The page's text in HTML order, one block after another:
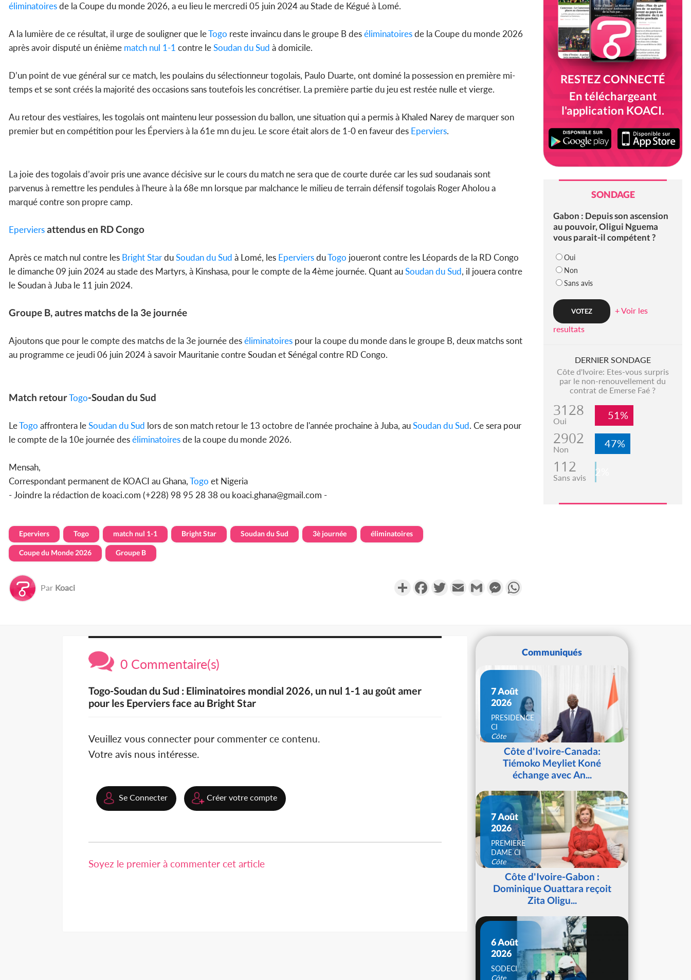
éliminatoiresde la Coupe du monde 2026, a eu lieu le mercredi 05 juin 2024 au Stade de Kégué à Lomé.
A la lumière de ce résultat, il urge de souligner que leTogo reste invaincu dans le groupe B deséliminatoiresde la Coupe du monde 2026
après avoir disputé un énième match nul 1-1 contre leSoudan du Sud à domicile.
D’un point de vue général sur ce match, les poulains du sélectionneur togolais, Paulo Duarte, ont dominé la possession en première mi-
temps et se sont créés la majorité des occasions sans toutefois les concrétiser. La première partie du jeu est restée nulle et vierge.
Au retour des vestiaires, les togolais ont maintenu leur possession du ballon, une situation qui a permis à Khaled Narey de marquer son
premier but en compétition pour les Éperviers à la 61e mn du jeu. Le score était alors de 1-0 en faveur des Eperviers.
La joie des togolais d’avoir pris une avance décisive sur le cours du match ne sera que de courte durée car les sud soudanais sont
parvenus à remettre les pendules à l'heure à la 68e mn lorsque par malchance le milieu de terrain défensif togolais Roger Aholou a
marqué contre son propre camp.
Eperviersattendus en RD Congo
Après ce match nul contre les Bright StarduSoudan du Sud à Lomé, les EperviersduTogo joueront contre les Léopards de la RD Congo
le dimanche 09 juin 2024 au stade des Martyrs, à Kinshasa, pour le compte de la 4ème journée. Quant auSoudan du Sud, il jouera contre
le Soudan à Juba le 11 juin 2024.
Groupe B, autres matchs de la 3e journée
Ajoutons que pour le compte des matchs de la 3e journée deséliminatoires pour la coupe du monde dans le groupe B, deux matchs sont
au programme ce jeudi 06 juin 2024 à savoir Mauritanie contre Soudan et Sénégal contre RD Congo.
Match retourTogo-Soudan du Sud
LeTogo affrontera leSoudan du Sud lors de son match retour le 13 octobre de l'année prochaine à Juba, auSoudan du Sud. Ce sera pour
le compte de la 10e journée deséliminatoiresde la coupe du monde 2026.
Mensah,
Correspondant permanent de KOACI au Ghana,Togo et Nigeria
- Joindre la rédaction de koaci.com (+228) 98 95 28 38 ou koaci.ghana@gmail.com -
Eperviers Togo match nul 1-1 Bright Star Soudan du Sud 3è journée éliminatoires
Coupe du Monde 2026 Groupe B
Par Koaci PartagerFacebookTwitterEmail Gmail Messenger
RESTEZ CONNECTÉ
En téléchargeant
l'application KOACI.
SONDAGE
Gabon : Depuis son ascension
au pouvoir, Oligui Nguema
vous parait-il compétent ?
Oui
Non
Sans avis
+ Voir les
resultats
DERNIER SONDAGE
Côte d'Ivoire: Etes-vous surpris
par le non-renouvellement du
contrat de Emerse Faé ?
3128
Oui 51%
2902
Non 47%
112
Sans avis 2%
0 Commentaire(s)
Togo-Soudan du Sud : Eliminatoires mondial 2026, un nul 1-1 au goût amer
pour les Eperviers face au Bright Star
Veuillez vous connecter pour commenter ce contenu.
Votre avis nous intéresse.
Se Connecter Créer votre compte
Soyez le premier à commenter cet article
Communiqués
7 Août
2026
PRESIDENCE
CI
Côte
d'IvoireCôte d'Ivoire-Canada:
Tiémoko Meyliet Koné
échange avec An...
7 Août
2026
PREMIERE
DAME CI
Côte
d'IvoireCôte d'Ivoire-Gabon :
Dominique Ouattara reçoit
Zita Oligu...
6 Août
2026
SODECI
Côte